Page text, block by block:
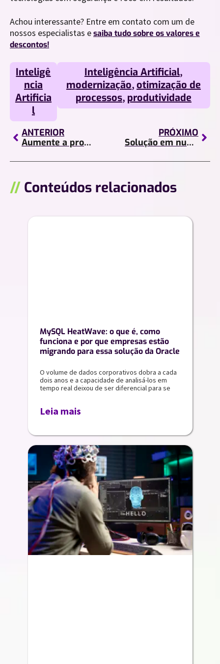
Achou interessante? Entre em contato com um de
nossos especialistas esaiba tudo sobre os valores e
descontos!
Inteligê
ncia
Artificia
l
Inteligência Artificial,
modernização, otimização de
processos, produtividade
ANTERIOR
Aumente a produtividade da sua empresa com os aplicativos certos!
PRÓXIMO
Solução em nuvem ideal para o seu negócio: GCP ou AWS?
// Conteúdos relacionados
MySQL HeatWave: o que é, como
funciona e por que empresas estão
migrando para essa solução da Oracle
O volume de dados corporativos dobra a cada
dois anos e a capacidade de analisá-los em
tempo real deixou de ser diferencial para se
Leia mais